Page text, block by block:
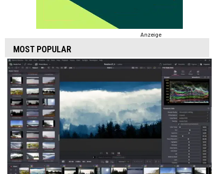
Anzeige
MOST POPULAR